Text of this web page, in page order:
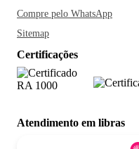
Compre pelo WhatsApp
Sitemap
Certificações
Atendimento em libras